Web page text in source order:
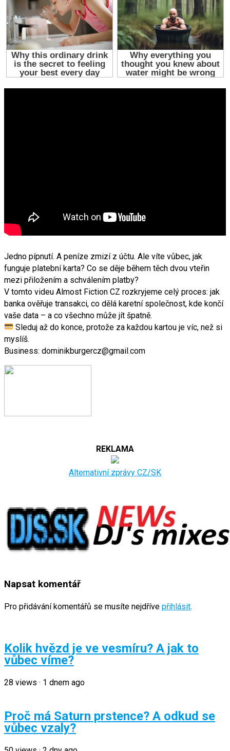
Jedno pípnutí. A peníze zmizí z účtu. Ale víte vůbec, jak
funguje platební karta? Co se děje během těch dvou vteřin
mezi přiložením a schválením platby?
V tomto videu Almost Fiction CZ rozkryjeme celý proces: jak
banka ověřuje transakci, co dělá karetní společnost, kde končí
vaše data – a co všechno může jít špatně.
Sleduj až do konce, protože za každou kartou je víc, než si
myslíš.
Business: dominikburgercz@gmail.com
REKLAMA
Alternativní zprávy CZ/SK
Napsat komentář
Pro přidávání komentářů se musíte nejdříve přihlásit.
Kolik hvězd je ve vesmíru? A jak to
vůbec víme?
28 views · 1 dnem ago
Proč má Saturn prstence? A odkud se
vůbec vzaly?